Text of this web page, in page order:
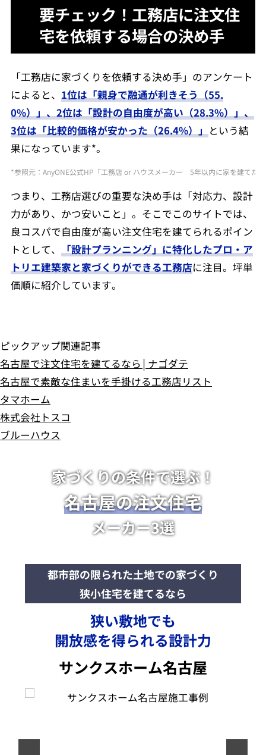
要チェック！工務店に注文住
宅を依頼する場合の決め手
「工務店に家づくりを依頼する決め手」のアンケート
によると、 1位は「親身で融通が利きそう（55.
0%）」、2位は「設計の自由度が高い（28.3%）」、
3位は「比較的価格が安かった（26.4%）」という結
果になっています*。
*参照元：AnyONE公式HP「工務店 or ハウスメーカー 5年以内に家を建て
つまり、工務店選びの重要な決め手は「対応力、設計
力があり、かつ安いこと」。そこでこのサイトでは、
良コスパで自由度が高い注文住宅を建てられるポイン
トとして、
「設計プランニング」に特化したプロ・ア
トリエ建築家と家づくりができる工務店に注目。坪単
価順に紹介しています。
ピックアップ関連記事
名古屋で注文住宅を建てるなら│ナゴダテ
名古屋で素敵な住まいを手掛ける工務店リスト
タマホーム
株式会社トスコ
ブルーハウス
家づくりの条件で選ぶ！
名古屋の注文住宅
メーカー3選
都市部の限られた土地での家づくり
狭小住宅を建てるなら
狭い敷地でも
開放感を得られる設計力
サンクスホーム名古屋